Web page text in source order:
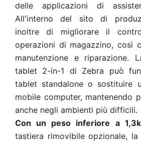
delle applicazioni di
All'interno del sito di
inoltre di migliorare il
operazioni di magazzino, così
manutenzione e riparazione.
tablet 2-in-1 di Zebra può
tablet standalone o sostituire
mobile computer, mantenendo
anche negli ambienti più difficili.
Con un peso inferiore a
tastiera rimovibile opzionale, la